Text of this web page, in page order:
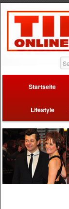
Startseite
Lifestyle